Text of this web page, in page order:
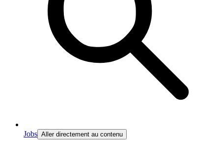
Jobs Aller directement au contenu